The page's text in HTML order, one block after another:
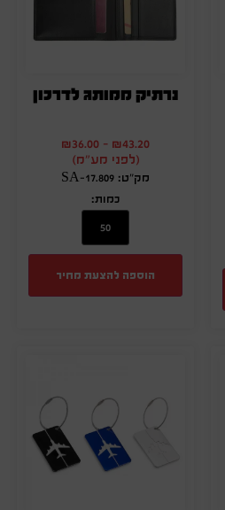
נרתיק ממותג לדרכון
₪43.20
-
₪36.00
(לפני מע"מ)
מק"ט: SA-17.809
כמות:
הוספה להצעת מחיר